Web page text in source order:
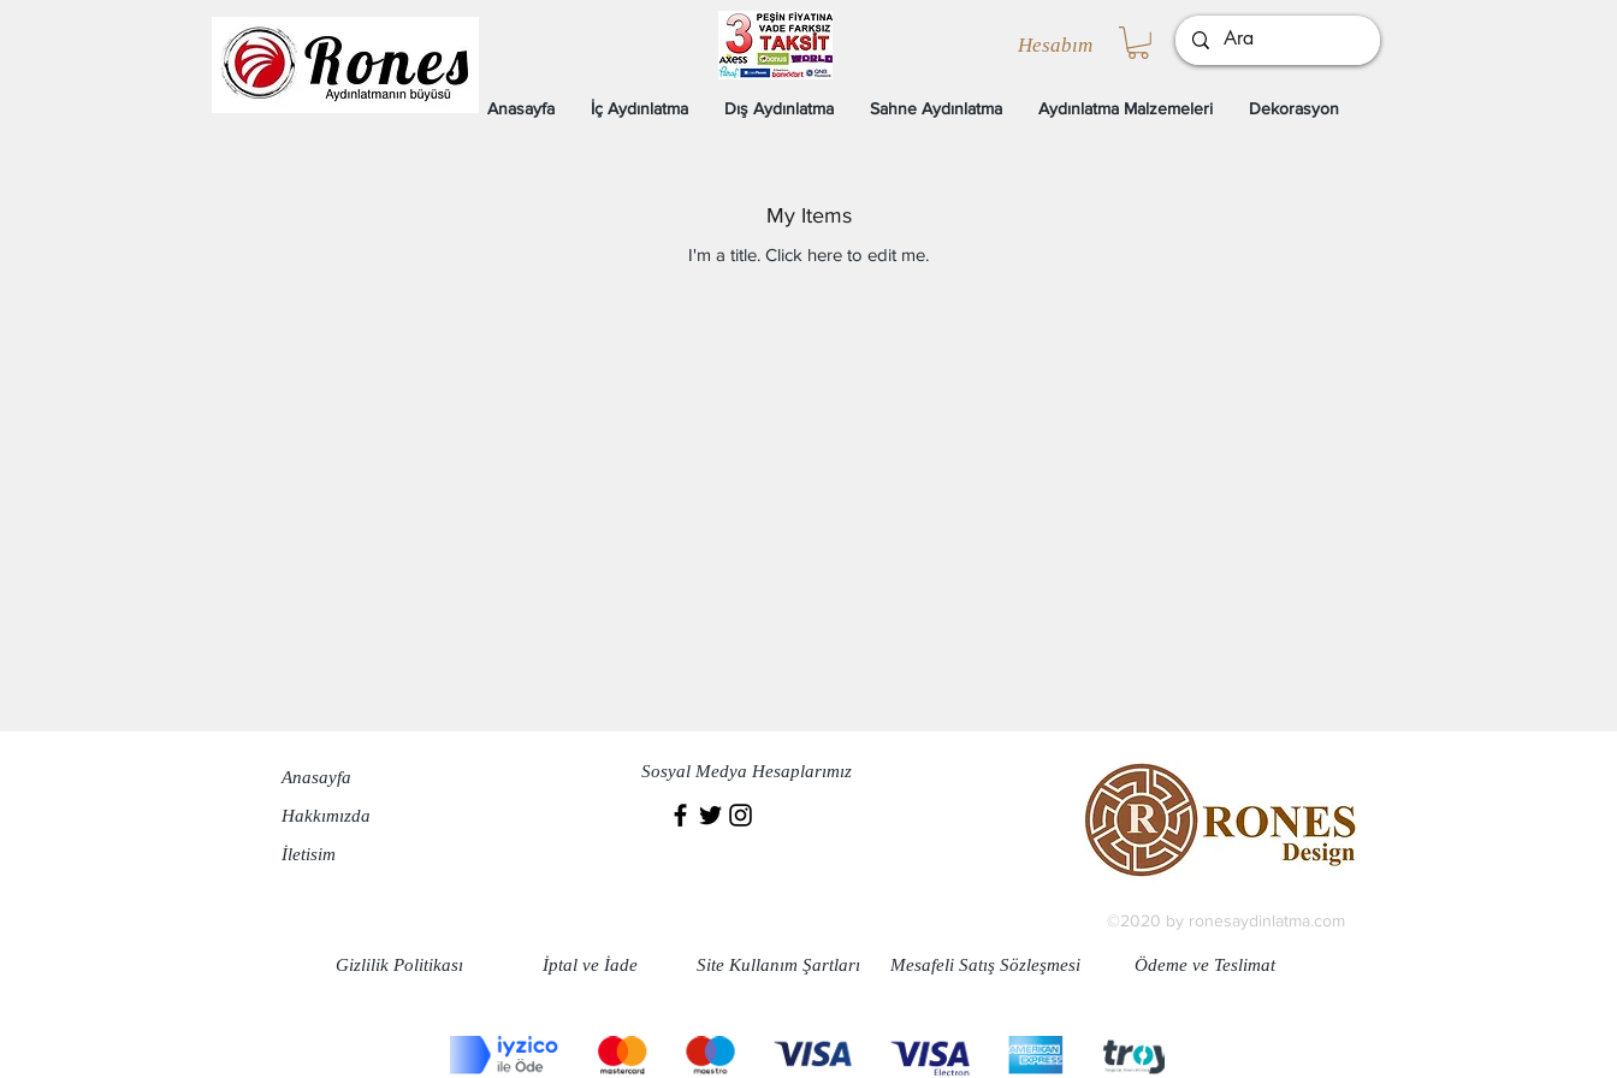
Hesabım
Anasayfa İç Aydınlatma Dış Aydınlatma Sahne Aydınlatma Aydınlatma Malzemeleri Dekorasyon
My Items
I'm a title. ​Click here to edit me.
Anasayfa
Hakkımızda​
İletisim
Gizlilik Politikası
Sosyal Medya Hesaplarımız
İptal ve İade Site Kullanım Şartları
©2020 by ronesaydinlatma.com
Mesafeli Satış Sözleşmesi Ödeme ve Teslimat